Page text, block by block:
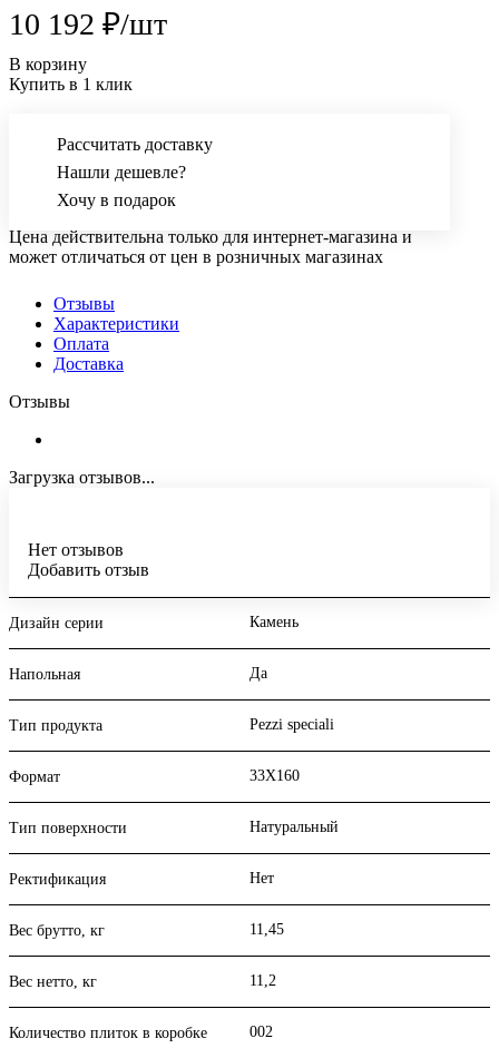
10 192 ₽/шт
В корзину
Купить в 1 клик
Рассчитать доставку
Нашли дешевле?
Хочу в подарок
Цена действительна только для интернет-магазина и
может отличаться от цен в розничных магазинах
Отзывы
Характеристики
Оплата
Доставка
Отзывы
Загрузка отзывов...
Нет отзывов
Добавить отзыв
Дизайн серии Камень
Напольная Да
Тип продукта Pezzi speciali
Формат 33X160
Тип поверхности Натуральный
Ректификация Нет
Вес брутто, кг 11,45
Вес нетто, кг 11,2
Количество плиток в коробке 002